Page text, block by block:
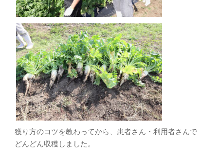
獲り方のコツを教わってから、患者さん・利用者さんで
どんどん収穫しました。